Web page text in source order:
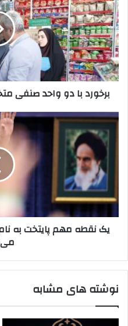
دو
واحد
صنفی
متخلف
در
شهرک
امید
صفادشت
برخورد با دو واحد صنفی
یک
نقطه
مهم
رهبر
شهید
انقلاب
نامگذاری
یک نقطه مهم پایتخت به
نوشته های مشابه